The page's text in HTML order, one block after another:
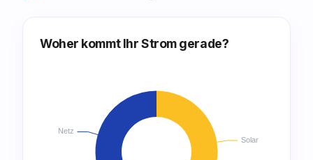
Woher kommt Ihr Strom gerade?